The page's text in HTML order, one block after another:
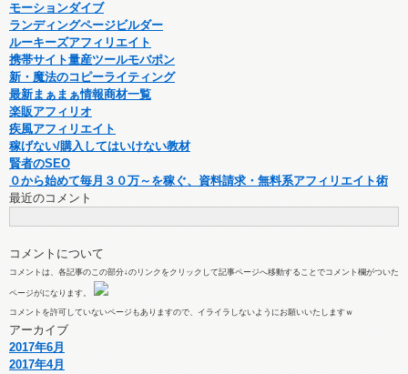
モーションダイブ
ランディングページビルダー
ルーキーズアフィリエイト
携帯サイト量産ツールモバポン
新・魔法のコピーライティング
最新まぁまぁ情報商材一覧
楽販アフィリオ
疾風アフィリエイト
稼げない/購入してはいけない教材
賢者のSEO
０から始めて毎月３０万～を稼ぐ、資料請求・無料系アフィリエイト術
最近のコメント
コメントについて
コメントは、各記事のこの部分↓のリンクをクリックして記事ページへ移動することでコメント欄がついた
ページがになります。
コメントを許可していないページもありますので、イライラしないようにお願いいたしますｗ
アーカイブ
2017年6月
2017年4月